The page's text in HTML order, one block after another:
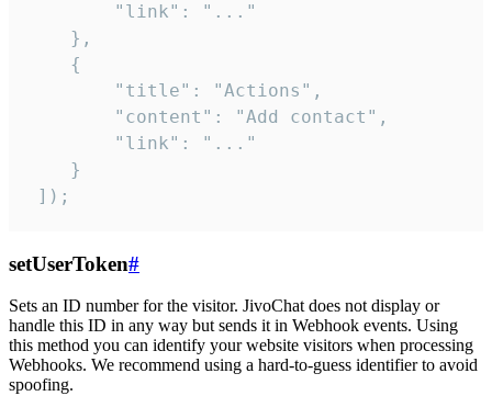
        "link": "..."
    },
    {
        "title": "Actions",
        "content": "Add contact",
        "link": "..."
    }
]);
setUserToken#
Sets an ID number for the visitor. JivoChat does not display or
handle this ID in any way but sends it in Webhook events. Using
this method you can identify your website visitors when processing
Webhooks. We recommend using a hard-to-guess identifier to avoid
spoofing.